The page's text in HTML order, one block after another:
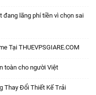
đang lãng phí tiền vì chọn sai
Tại THUEVPSGIARE.COM
toàn cho người Việt
Thay Đổi Thiết Kế Trải